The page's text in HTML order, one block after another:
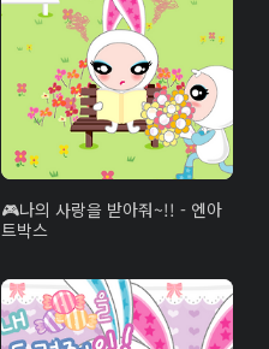
나의 사랑을 받아줘~!! - 엔아
트박스